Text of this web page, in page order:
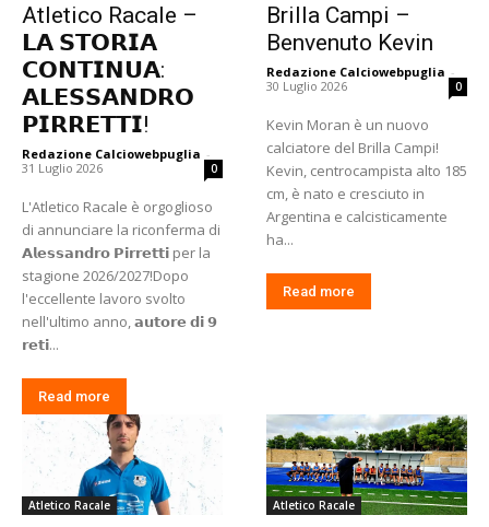
Atletico Racale –
𝗟𝗔 𝗦𝗧𝗢𝗥𝗜𝗔
𝗖𝗢𝗡𝗧𝗜𝗡𝗨𝗔:
𝗔𝗟𝗘𝗦𝗦𝗔𝗡𝗗𝗥𝗢
𝗣𝗜𝗥𝗥𝗘𝗧𝗧𝗜!
Redazione Calciowebpuglia -
31 Luglio 2026
0
​L'Atletico Racale è orgoglioso
di annunciare la riconferma di
𝗔𝗹𝗲𝘀𝘀𝗮𝗻𝗱𝗿𝗼 𝗣𝗶𝗿𝗿𝗲𝘁𝘁𝗶 per la
stagione 2026/2027!​Dopo
l'eccellente lavoro svolto
nell'ultimo anno, 𝗮𝘂𝘁𝗼𝗿𝗲 𝗱𝗶 𝟵
𝗿𝗲𝘁𝗶...
Read more
Brilla Campi –
Benvenuto Kevin
Redazione Calciowebpuglia -
30 Luglio 2026
0
Kevin Moran è un nuovo
calciatore del Brilla Campi!
Kevin, centrocampista alto 185
cm, è nato e cresciuto in
Argentina e calcisticamente
ha...
Read more
Atletico Racale Atletico Racale